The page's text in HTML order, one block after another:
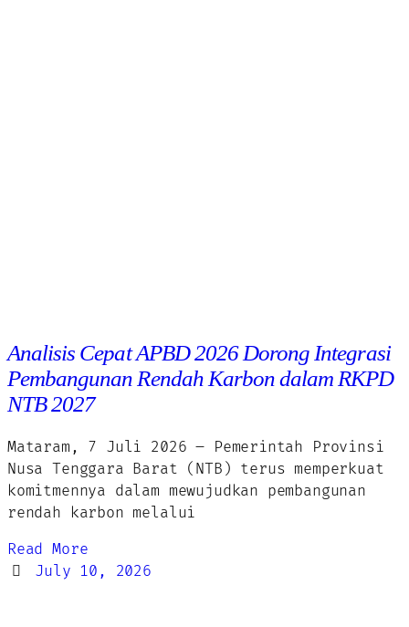
Analisis Cepat APBD 2026 Dorong Integrasi
Pembangunan Rendah Karbon dalam RKPD
NTB 2027
Mataram, 7 Juli 2026 – Pemerintah Provinsi
Nusa Tenggara Barat (NTB) terus memperkuat
komitmennya dalam mewujudkan pembangunan
rendah karbon melalui
Read More
July 10, 2026